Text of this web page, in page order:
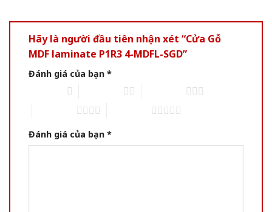
Hãy là người đầu tiên nhận xét “Cửa Gỗ
MDF laminate P1R3 4-MDFL-SGD”
Đánh giá của bạn *
Đánh giá của bạn *